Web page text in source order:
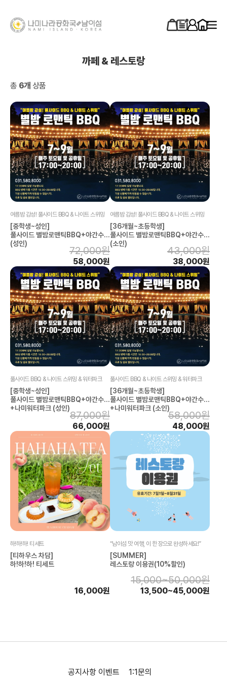
까페 & 레스토랑
총 6개 상품
여름밤 감성! 풀사이드 BBQ & 나이트 스위밍
[중학생~성인]
풀사이드 별밤로맨틱BBQ+야간수영
(성인)
72,000원
58,000원
여름밤 감성! 풀사이드 BBQ & 나이트 스위밍
[36개월~초등학생]
풀사이드 별밤로맨틱BBQ+야간수영
(소인)
43,000원
38,000원
풀사이드 BBQ & 나이트 스위밍 & 워터파크
[중학생~성인]
풀사이드 별밤로맨틱BBQ+야간수영
+나미워터파크 (성인)
87,000원
66,000원
풀사이드 BBQ & 나이트 스위밍 & 워터파크
[36개월~초등학생]
풀사이드 별밤로맨틱BBQ+야간수영
+나미워터파크 (소인)
58,000원
48,000원
하!하!하! 티세트
[티하우스 차담]
하!하!하! 티세트
16,000원
“남이섬 맛 여행, 이 한 장으로 완성하세요!”
[SUMMER]
레스토랑 이용권(10%할인)
15,000~50,000원
13,500~45,000원
공지사항 이벤트 1:1문의